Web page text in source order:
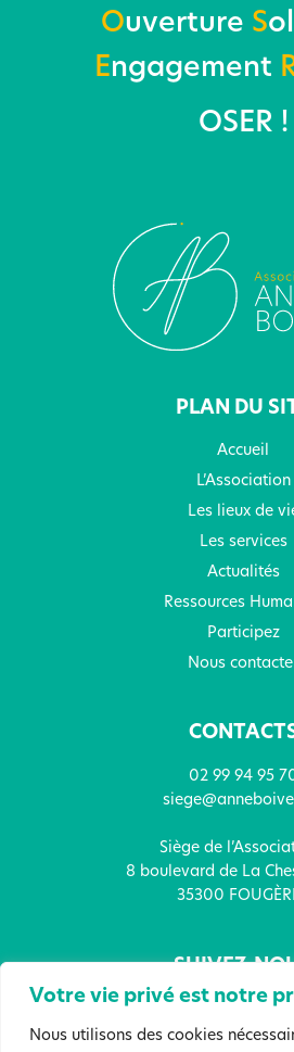
Votre vie privé est notre
Nous utilisons des cookies
Ouverture S
Engagement
OSER !
PLAN DU
Accueil
L’Association
Les lieux de
Les services
Actualités
Ressources
Participez
Nous
02 99 94 95
Siège de
8 boulevard de La
35300
SUIVEZ-